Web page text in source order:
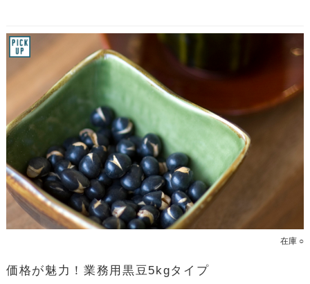
在庫 ○
価格が魅力！業務用黒豆5kgタイプ